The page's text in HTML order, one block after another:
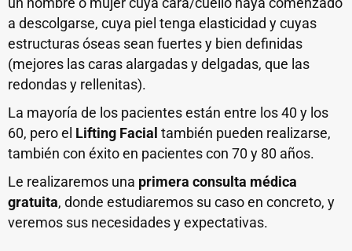
a descolgarse, cuya piel tenga elasticidad y cuyas
estructuras óseas sean fuertes y bien definidas
(mejores las caras alargadas y delgadas, que las
redondas y rellenitas).
La mayoría de los pacientes están entre los 40 y los
60, pero el Lifting Facial también pueden realizarse,
también con éxito en pacientes con 70 y 80 años.
Le realizaremos una primera consulta médica
gratuita, donde estudiaremos su caso en concreto, y
veremos sus necesidades y expectativas.